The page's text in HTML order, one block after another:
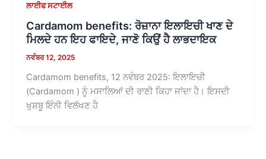
ਲਾਈਫ ਸਟਾਈਲ
Cardamom benefits: ਰੋਜ਼ਾਨਾ ਇਲਾਇਚੀ ਖਾਣ ਦੇ
ਮਿਲਦੇ ਹਨ ਇਹ ਫਾਇਦੇ, ਜਾਣੋ ਕਿਉਂ ਹੈ ਲਾਭਦਾਇਕ
ਨਵੰਬਰ 12, 2025
Cardamom benefits, 12 ਨਵੰਬਰ 2025: ਇਲਾਇਚੀ
(Cardamom ) ਨੂੰ ਮਸਾਲਿਆਂ ਦੀ ਰਾਣੀ ਕਿਹਾ ਜਾਂਦਾ ਹੈ। ਇਸਦੀ
ਖੁਸ਼ਬੂ ਇੰਨੀ ਵਿਲੱਖਣ ਹੈ